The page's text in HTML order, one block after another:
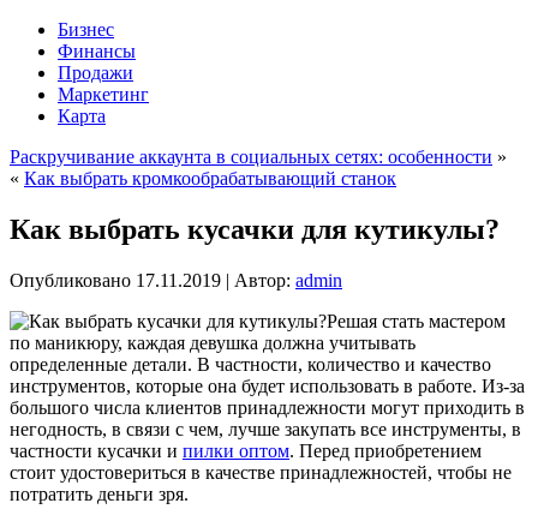
Бизнес
Финансы
Продажи
Маркетинг
Карта
Раскручивание аккаунта в социальных сетях: особенности »
« Как выбрать кромкообрабатывающий станок
Как выбрать кусачки для кутикулы?
Опубликовано 17.11.2019 | Автор: admin
Решая стать мастером
по маникюру, каждая девушка должна учитывать
определенные детали. В частности, количество и качество
инструментов, которые она будет использовать в работе. Из-за
большого числа клиентов принадлежности могут приходить в
негодность, в связи с чем, лучше закупать все инструменты, в
частности кусачки и пилки оптом. Перед приобретением
стоит удостовериться в качестве принадлежностей, чтобы не
потратить деньги зря.